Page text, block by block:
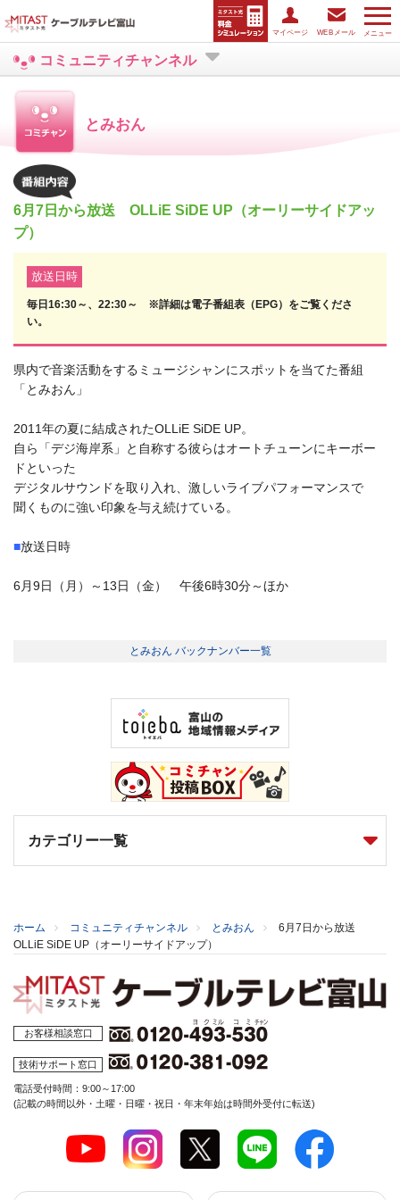
メニュー
マイページ WEBメール
コミュニティチャンネル
とみおん
6月7日から放送 OLLiE SiDE UP（オーリーサイドアッ
プ）
放送日時
毎日16:30～、22:30～ ※詳細は電子番組表（EPG）をご覧くださ
い。
県内で音楽活動をするミュージシャンにスポットを当てた番組
「とみおん」
2011年の夏に結成されたOLLiE SiDE UP。
自ら「デジ海岸系」と自称する彼らはオートチューンにキーボー
ドといった
デジタルサウンドを取り入れ、激しいライブパフォーマンスで
聞くものに強い印象を与え続けている。
■放送日時
6月9日（月）～13日（金） 午後6時30分～ほか
とみおん バックナンバー一覧
カテゴリー一覧
ホーム コミュニティチャンネル とみおん
6月7日から放送
OLLiE SiDE UP（オーリーサイドアップ）
お客様相談窓口
技術サポート窓口
電話受付時間：9:00～17:00
(記載の時間以外・土曜・日曜・祝日・年末年始は時間外受付に転送)